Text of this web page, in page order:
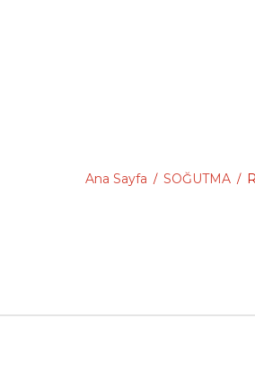
Ana Sayfa / SOĞUTMA /